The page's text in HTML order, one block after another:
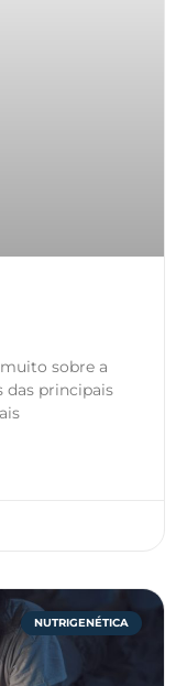
sobre a
das principais
NUTRIGENÉTICA